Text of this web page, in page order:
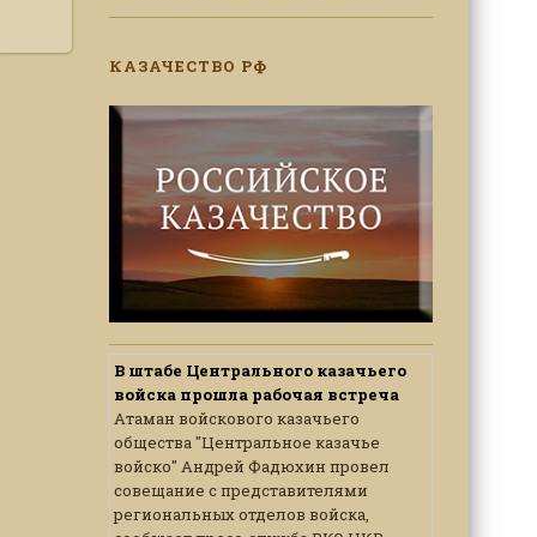
КАЗАЧЕСТВО РФ
В штабе Центрального казачьего
войска прошла рабочая встреча
Атаман войскового казачьего
общества "Центральное казачье
войско" Андрей Фадюхин провел
совещание с представителями
региональных отделов войска,